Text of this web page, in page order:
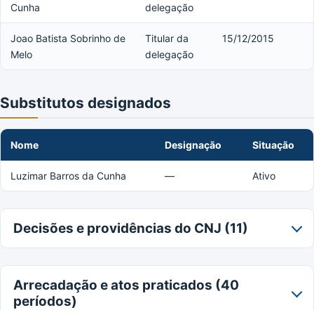
Cunha
delegação
Joao Batista Sobrinho de
Melo
Titular da
delegação
15/12/2015
Substitutos designados
Nome Designação Situação
Luzimar Barros da Cunha — Ativo
Decisões e providências do CNJ (11)
Arrecadação e atos praticados (40
períodos)